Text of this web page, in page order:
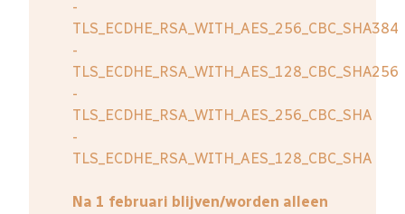
-
TLS_ECDHE_RSA_WITH_AES_256_CBC_SHA384
-
TLS_ECDHE_RSA_WITH_AES_128_CBC_SHA256
-
TLS_ECDHE_RSA_WITH_AES_256_CBC_SHA
-
TLS_ECDHE_RSA_WITH_AES_128_CBC_SHA
Na 1 februari blijven/worden alleen